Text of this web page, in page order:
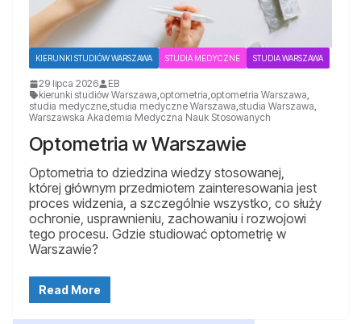
KIERUNKI STUDIÓW WARSZAWA STUDIA MEDYCZNE STUDIA WARSZAWA
29 lipca 2026
EB
kierunki studiów Warszawa,optometria,optometria Warszawa,
studia medyczne,studia medyczne Warszawa,studia Warszawa,
Warszawska Akademia Medyczna Nauk Stosowanych
Optometria w Warszawie
Optometria to dziedzina wiedzy stosowanej,
której głównym przedmiotem zainteresowania jest
proces widzenia, a szczególnie wszystko, co służy
ochronie, usprawnieniu, zachowaniu i rozwojowi
tego procesu. Gdzie studiować optometrię w
Warszawie?
Read More